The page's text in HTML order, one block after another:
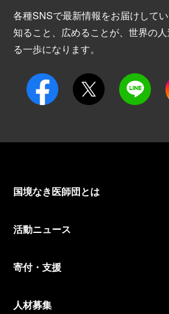
各種SNSで最新情報をお届けしてい
知ること、広めることが、世界の
る一歩になります。
国境なき医師団とは
活動ニュース
寄付・支援
人材募集